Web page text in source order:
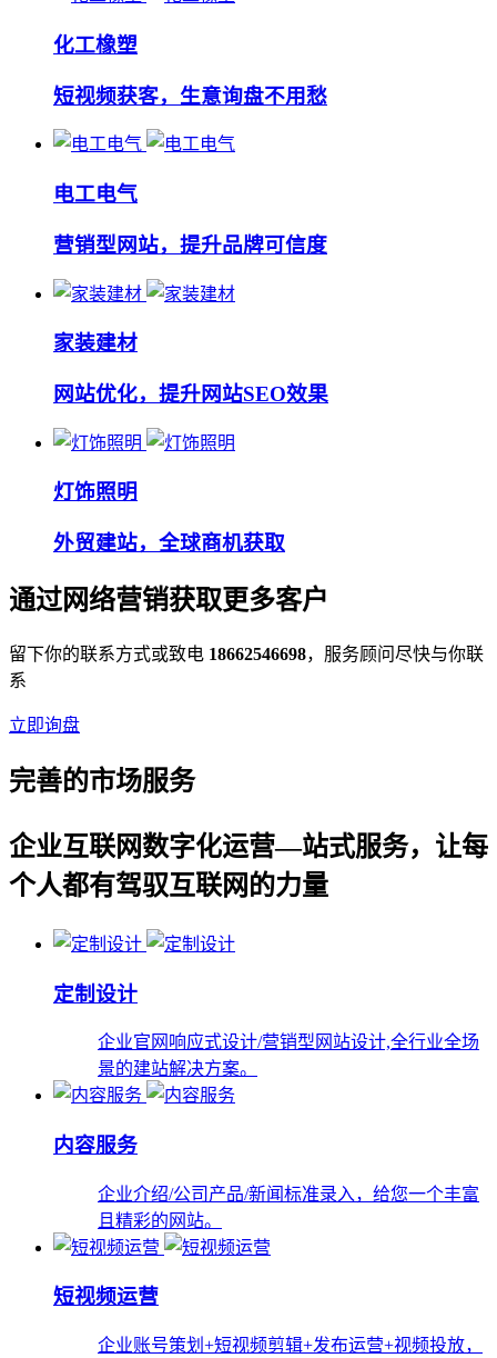
化工橡塑
短视频获客，生意询盘不用愁
电工电气
营销型网站，提升品牌可信度
家装建材
网站优化，提升网站SEO效果
灯饰照明
外贸建站，全球商机获取
通过网络营销获取更多客户
留下你的联系方式或致电 18662546698，服务顾问尽快与你联
系
立即询盘
完善的市场服务
企业互联网数字化运营—站式服务，让每
个人都有驾驭互联网的力量
定制设计
企业官网响应式设计/营销型网站设计,全行业全场
景的建站解决方案。
内容服务
企业介绍/公司产品/新闻标准录入，给您一个丰富
且精彩的网站。
短视频运营
企业账号策划+短视频剪辑+发布运营+视频投放，